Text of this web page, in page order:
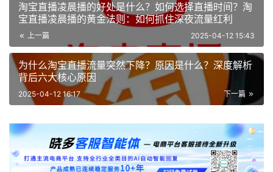
淘宝直播凌晨播的好处是什么？如何选择直播时间？淘
宝直播凌晨播的黄金法则：如何抓住深夜流量红利
上一篇 2025-04-12 15:43
为什么淘宝直播流量突然下降？原因是什么？深度解析
背后六大核心原因
下一篇
2025-04-12 16:17